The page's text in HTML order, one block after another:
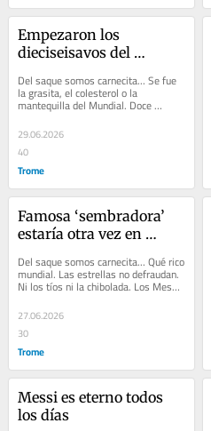
Empezaron los
dieciseisavos del
mantengo en mis
candidatos: Argentina,
Del saque somos carnecita... Se fue
la grasita, el colesterol o la
mantequilla del Mundial. Doce
selecciones eliminadas y la única que
decepcionó de...
29.06.2026
40
Trome
Famosa ‘sembradora’
estaría otra vez en
que le gusta engreír a
sus ‘amiguitas’
Del saque somos carnecita... Qué rico
mundial. Las estrellas no defraudan.
Ni los tíos ni la chibolada. Los Messi,
27.06.2026
30
Trome
Messi es eterno todos
los días